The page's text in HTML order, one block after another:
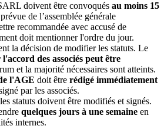
doivent être convoqués au moins 15
de l’assemblée générale
recommandée avec accusé de
doit mentionner l'ordre du jour.
la décision de modifier les statuts. Le
des associés peut être
et la majorité nécessaires sont atteints.
l'AGE doit être rédigé immédiatement
par les associés.
statuts doivent être modifiés et signés.
quelques jours à une semaine en
internes.